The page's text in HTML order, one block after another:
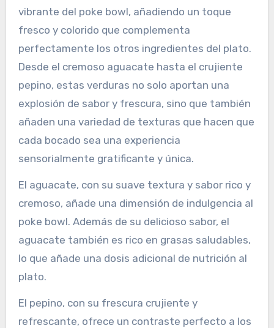
vibrante del poke bowl, añadiendo un toque
fresco y colorido que complementa
perfectamente los otros ingredientes del plato.
Desde el cremoso aguacate hasta el crujiente
pepino, estas verduras no solo aportan una
explosión de sabor y frescura, sino que también
añaden una variedad de texturas que hacen que
cada bocado sea una experiencia
sensorialmente gratificante y única.
El aguacate, con su suave textura y sabor rico y
cremoso, añade una dimensión de indulgencia al
poke bowl. Además de su delicioso sabor, el
aguacate también es rico en grasas saludables,
lo que añade una dosis adicional de nutrición al
plato.
El pepino, con su frescura crujiente y
refrescante, ofrece un contraste perfecto a los